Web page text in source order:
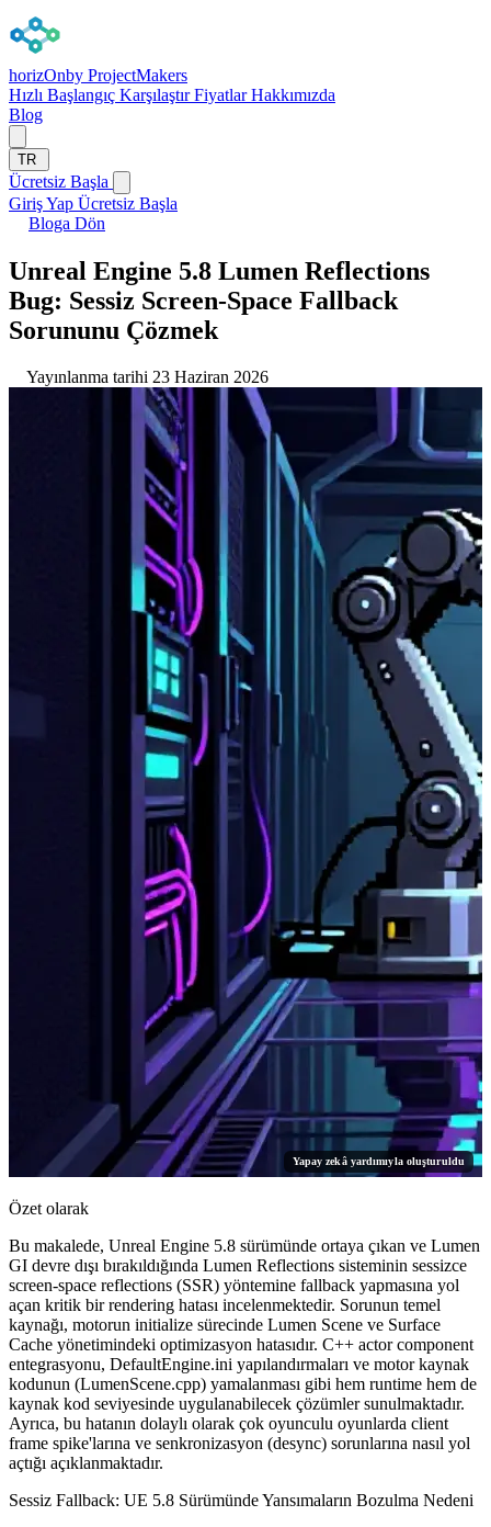
horizOnby ProjectMakers
Hızlı Başlangıç KarşılaştırFiyatlarHakkımızda
Blog
TR
Ücretsiz Başla
Giriş Yap Ücretsiz Başla
Bloga Dön
Unreal Engine 5.8 Lumen Reflections
Bug: Sessiz Screen-Space Fallback
Sorununu Çözmek
Yayınlanma tarihi 23 Haziran 2026
Yapay zekâ yardımıyla oluşturuldu
Özet olarak
Bu makalede, Unreal Engine 5.8 sürümünde ortaya çıkan ve Lumen
GI devre dışı bırakıldığında Lumen Reflections sisteminin sessizce
screen-space reflections (SSR) yöntemine fallback yapmasına yol
açan kritik bir rendering hatası incelenmektedir. Sorunun temel
kaynağı, motorun initialize sürecinde Lumen Scene ve Surface
Cache yönetimindeki optimizasyon hatasıdır. C++ actor component
entegrasyonu, DefaultEngine.ini yapılandırmaları ve motor kaynak
kodunun (LumenScene.cpp) yamalanması gibi hem runtime hem de
kaynak kod seviyesinde uygulanabilecek çözümler sunulmaktadır.
Ayrıca, bu hatanın dolaylı olarak çok oyunculu oyunlarda client
frame spike'larına ve senkronizasyon (desync) sorunlarına nasıl yol
açtığı açıklanmaktadır.
Sessiz Fallback: UE 5.8 Sürümünde Yansımaların Bozulma Nedeni